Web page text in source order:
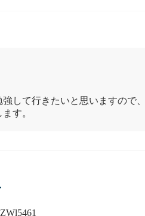
して行きたいと思いますので、
す。